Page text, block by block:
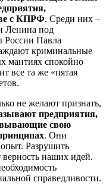
с КПРФ. Среди них –
Ленина под
России Павла
криминальные
мантиях спокойно
все та же «пятая
не желают признать,
предприятия,
свою
. Они
опыт. Разрушить
верность наших идей.
справедливости.